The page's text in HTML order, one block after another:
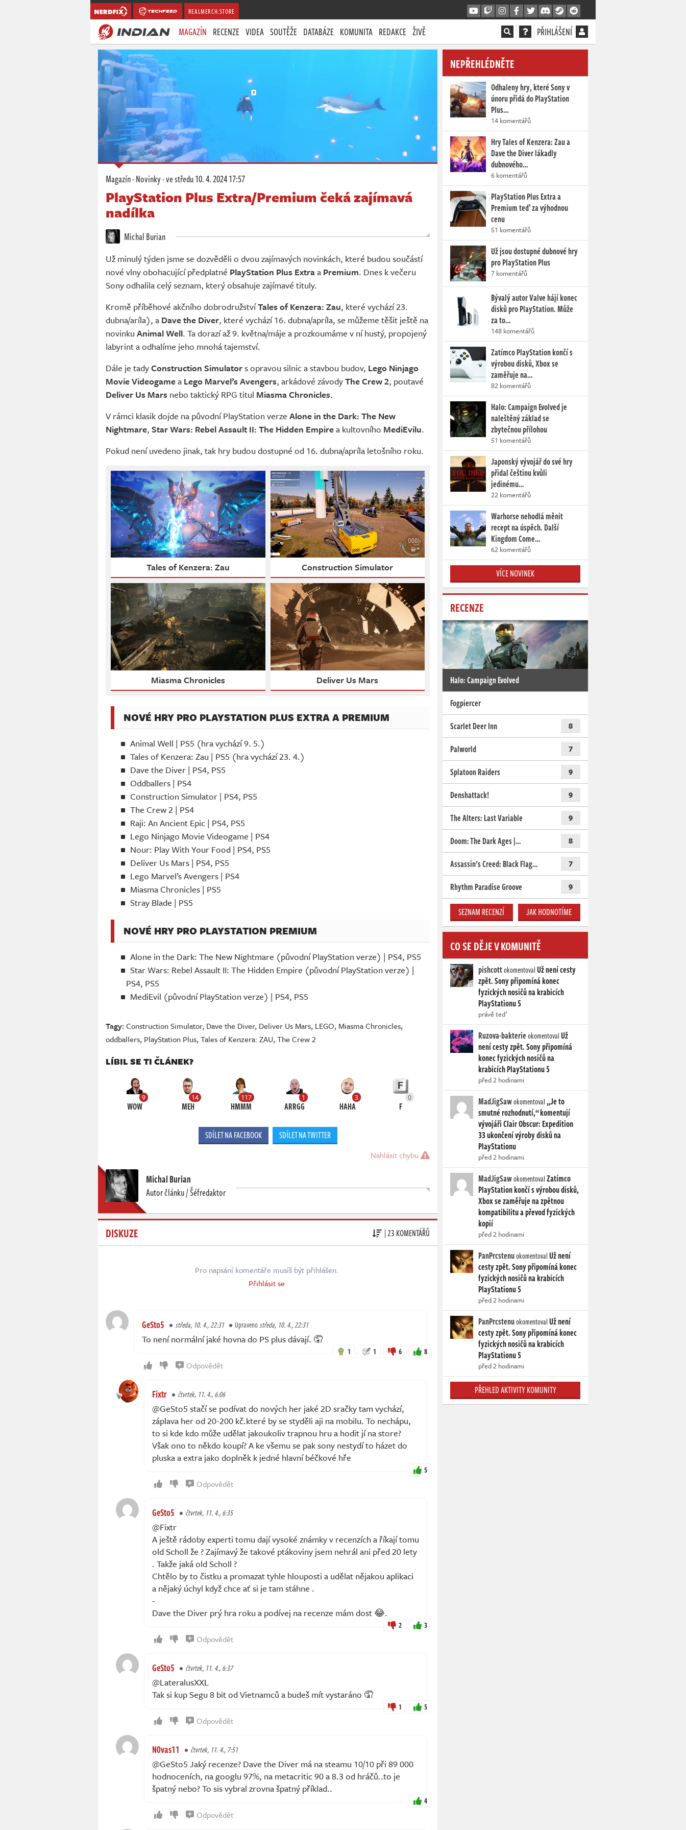
REALMERCH.STORE
MAGAZÍN RECENZE VIDEA SOUTĚŽE DATABÁZE KOMUNITA REDAKCE ŽIVĚ PŘIHLÁŠENÍ
Magazín·Novinky·ve středu10. 4. 2024 17:57
PlayStation Plus Extra/Premium čeká zajímavá
nadílka
Michal Burian
Už minulý týden jsme se dozvěděli o dvou zajímavých novinkách, které budou součástí
nové vlny obohacující předplatné PlayStation Plus Extraa Premium. Dnes k večeru
Sony odhalila celý seznam, který obsahuje zajímavé tituly.
Kromě příběhové akčního dobrodružstvíTales of Kenzera: Zau, které vychází 23.
dubna/aríla), a Dave the Diver, které vychází 16. dubna/apríla, se můžeme těšit ještě na
novinku Animal Well. Ta dorazí až 9. května/máje a prozkoumáme v ní hustý, propojený
labyrint a odhalíme jeho mnohá tajemství.
Dále je tadyConstruction Simulators opravou silnic a stavbou budov, Lego Ninjago
Movie Videogamea Lego Marvel’s Avengers, arkádové závodyThe Crew 2, poutavé
Deliver Us Mars nebo taktický RPG titul Miasma Chronicles.
V rámci klasik dojde na původní PlayStation verze Alone in the Dark: The New
Nightmare, Star Wars: Rebel Assault II: The Hidden Empirea kultovního MediEvilu.
Pokud není uvedeno jinak, tak hry budou dostupné od 16. dubna/apríla letošního roku.
Tales of Kenzera: Zau Construction Simulator
Miasma Chronicles Deliver Us Mars
NOVÉ HRY PRO PLAYSTATION PLUS EXTRA A PREMIUM
Animal Well | PS5 (hra vychází 9. 5.)
Tales of Kenzera: Zau | PS5 (hra vychází 23. 4.)
Dave the Diver | PS4, PS5
Oddballers | PS4
Construction Simulator | PS4, PS5
The Crew 2 | PS4
Raji: An Ancient Epic | PS4, PS5
Lego Ninjago Movie Videogame | PS4
Nour: Play With Your Food | PS4, PS5
Deliver Us Mars | PS4, PS5
Lego Marvel’s Avengers | PS4
Miasma Chronicles | PS5
Stray Blade | PS5
NOVÉ HRY PRO PLAYSTATION PREMIUM
Alone in the Dark: The New Nightmare (původní PlayStation verze) | PS4, PS5
Star Wars: Rebel Assault II: The Hidden Empire (původní PlayStation verze) |
PS4, PS5
MediEvil (původní PlayStation verze) | PS4, PS5
Tagy:Construction Simulator, Dave the Diver, Deliver Us Mars, LEGO, Miasma Chronicles,
oddballers, PlayStation Plus,Tales of Kenzera: ZAU,The Crew 2
LÍBIL SE TI ČLÁNEK?
9
WOW
14
MEH
117
HMMM
1
ARRGG
3
HAHA
0
F
SDÍLET NA FACEBOOK SDÍLET NA TWITTER
Nahlásit chybu
Michal Burian
Autor článku / Šéfredaktor
DISKUZE | 23 KOMENTÁŘŮ
Pro napsání komentáře musíš být přihlášen.
Přihlásit se
GeSto5 středa, 10. 4., 22:31 Upravenostředa, 10. 4., 22:31
To není normální jaké hovna do PS plus dávají. 🤦
1 1 6 8
Odpovědět
Fixtr čtvrtek, 11. 4., 6:06
@GeSto5 stačí se podívat do nových her jaké 2D sračky tam vychází,
záplava her od 20-200 kč.které by se styděli aji na mobilu. To nechápu,
to si kde kdo může udělat jakoukoliv trapnou hru a hodit jí na store?
Však ono to někdo koupí? A ke všemu se pak sony nestydí to házet do
pluska a extra jako doplněk k jedné hlavní béčkové hře
5
Odpovědět
GeSto5 čtvrtek, 11. 4., 6:35
@Fixtr
A ještě rádoby experti tomu dají vysoké známky v recenzích a říkají tomu
old Scholl že ? Zajímavý že takové ptákoviny jsem nehrál ani před 20 lety
. Takže jaká old Scholl ?
Chtělo by to čistku a promazat tyhle hlouposti a udělat nějakou aplikaci
a nějaký úchyl když chce ať si je tam stáhne .
-
Dave the Diver prý hra roku a podívej na recenze mám dost 😂.
2 3
Odpovědět
GeSto5 čtvrtek, 11. 4., 6:37
@LateralusXXL
Tak si kup Segu 8 bit od Vietnamců a budeš mít vystaráno 🤦
1 5
Odpovědět
N0vas11 čtvrtek, 11. 4., 7:51
@GeSto5 Jaký recenze? Dave the Diver má na steamu 10/10 při 89 000
hodnoceních, na googlu 97%, na metacritic 90 a 8.3 od hráčů..to je
špatný nebo? To sis vybral zrovna špatný příklad..
4
Odpovědět
NEPŘEHLÉDNĚTE
Odhaleny hry, které Sony v
únoru přidá do PlayStation
Plus…
14 komentářů
Hry Tales of Kenzera: Zau a
Dave the Diver lákadly
dubnového…
6 komentářů
PlayStation Plus Extra a
Premium teď za výhodnou
cenu
51 komentářů
Už jsou dostupné dubnové hry
pro PlayStation Plus
7 komentářů
Bývalý autor Valve hájí konec
disků pro PlayStation. Může
za to…
148 komentářů
Zatímco PlayStation končí s
výrobou disků, Xbox se
zaměřuje na…
82 komentářů
Halo: Campaign Evolved je
naleštěný základ se
zbytečnou přílohou
51 komentářů
Japonský vývojář do své hry
přidal češtinu kvůli
jedinému…
22 komentářů
Warhorse nehodlá měnit
recept na úspěch. Další
Kingdom Come…
62 komentářů
VÍCE NOVINEK
RECENZE
Halo: Campaign Evolved
Fogpiercer
Scarlet Deer Inn
8
Palworld 7
Splatoon Raiders 9
Denshattack! 9
The Alters: Last Variable 9
Doom: The Dark Ages |… 8
Assassin’s Creed: Black Flag… 7
Rhythm Paradise Groove 9
SEZNAM RECENZÍ JAK HODNOTÍME
CO SE DĚJE V KOMUNITĚ
pishcottokomentovalUž není cesty
zpět. Sony připomíná konec
fyzických nosičů na krabicích
PlayStationu 5
právě teď
Ruzova-bakterieokomentovalUž
není cesty zpět. Sony připomíná
konec fyzických nosičů na
krabicích PlayStationu 5
před 2 hodinami
MadJigSawokomentoval„Je to
smutné rozhodnutí,“ komentují
vývojáři Clair Obscur: Expedition
33 ukončení výroby disků na
PlayStationu
před 2 hodinami
MadJigSawokomentovalZatímco
PlayStation končí s výrobou disků,
Xbox se zaměřuje na zpětnou
kompatibilitu a převod fyzických
kopií
před 2 hodinami
PanPrcstenuokomentovalUž není
cesty zpět. Sony připomíná konec
fyzických nosičů na krabicích
PlayStationu 5
před 2 hodinami
PanPrcstenuokomentovalUž není
cesty zpět. Sony připomíná konec
fyzických nosičů na krabicích
PlayStationu 5
před 2 hodinami
PŘEHLED AKTIVITY KOMUNITY